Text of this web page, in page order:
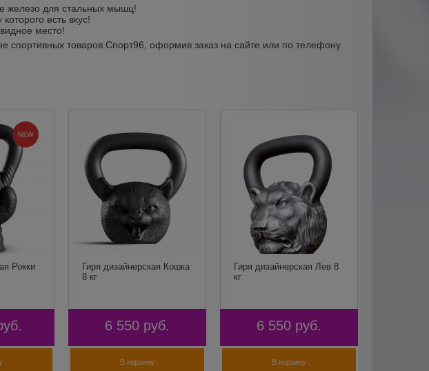
железо для стальных мышц!
есть вкус!
место!
спортивных товаров Спорт96, оформив заказ на сайте или по телефону.
Рокки
Гиря дизайнерская Кошка
8 кг
6 550 руб.
В корзину
Гиря дизайнерская Лев 8
кг
6 550 руб.
В корзину